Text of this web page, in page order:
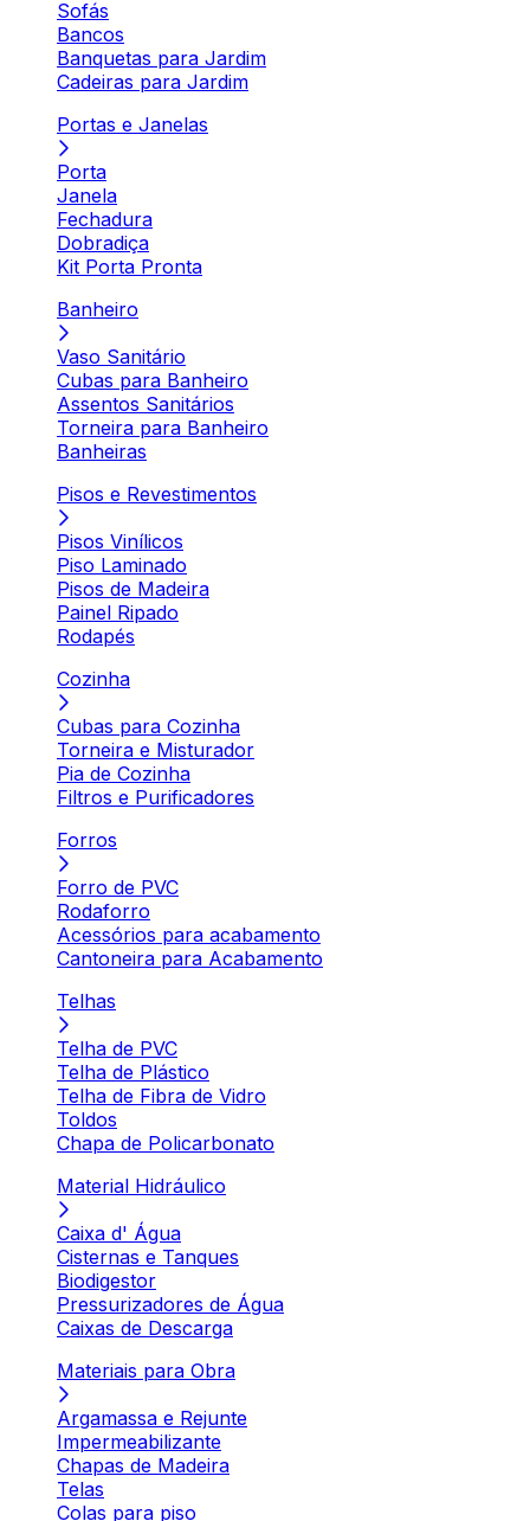
Sofás
Bancos
Banquetas para Jardim
Cadeiras para Jardim
Portas e Janelas
Porta
Janela
Fechadura
Dobradiça
Kit Porta Pronta
Banheiro
Vaso Sanitário
Cubas para Banheiro
Assentos Sanitários
Torneira para Banheiro
Banheiras
Pisos e Revestimentos
Pisos Vinílicos
Piso Laminado
Pisos de Madeira
Painel Ripado
Rodapés
Cozinha
Cubas para Cozinha
Torneira e Misturador
Pia de Cozinha
Filtros e Purificadores
Forros
Forro de PVC
Rodaforro
Acessórios para acabamento
Cantoneira para Acabamento
Telhas
Telha de PVC
Telha de Plástico
Telha de Fibra de Vidro
Toldos
Chapa de Policarbonato
Material Hidráulico
Caixa d' Água
Cisternas e Tanques
Biodigestor
Pressurizadores de Água
Caixas de Descarga
Materiais para Obra
Argamassa e Rejunte
Impermeabilizante
Chapas de Madeira
Telas
Colas para piso